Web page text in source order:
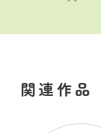
関連作品